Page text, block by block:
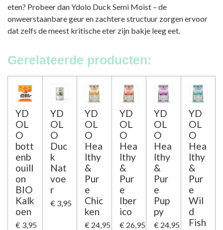
eten? Probeer dan Ydolo Duck Semi Moist – de
onweerstaanbare geur en zachtere structuur zorgen ervoor
dat zelfs de meest kritische eter zijn bakje leeg eet.
Gerelateerde producten:
YD
OL
O
bott
enb
ouill
on
BIO
Kalk
oen
€ 3,95
YD
OL
O
Duc
k
Nat
voe
r
€ 3,95
YD
OL
O
Hea
lthy
&
Pur
e
Chic
ken
€ 24,95
YD
OL
O
Hea
lthy
&
Pur
e
Iber
ico
€ 26,95
YD
OL
O
Hea
lthy
&
Pur
e
Pup
py
€ 24,95
YD
OL
O
Hea
lthy
&
Pur
e
Wil
d
Fish